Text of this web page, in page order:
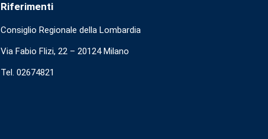
Riferimenti
Consiglio Regionale della Lombardia
Via Fabio Flizi, 22 – 20124 Milano
Tel. 02674821